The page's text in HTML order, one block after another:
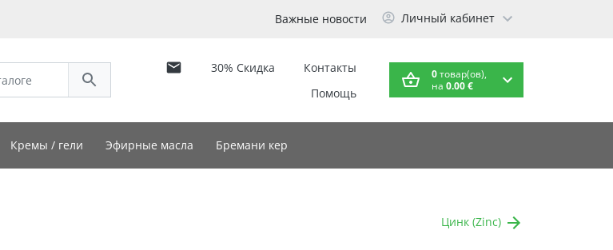
Важные новости Личный кабинет
30% Скидка
Контакты
Помощь
0товар(ов),
на 0.00 €
Кремы / гели Эфирные масла Бремани кер
Цинк (Zinc)